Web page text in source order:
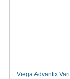
Viega Advantix